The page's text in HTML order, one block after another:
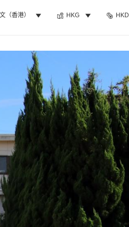
（香港） HKG HKD